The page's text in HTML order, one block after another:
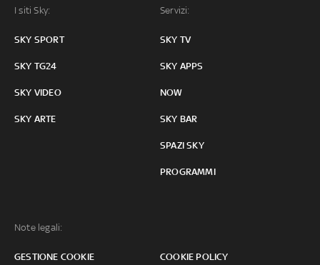
I siti Sky:
SKY SPORT
SKY TG24
SKY VIDEO
SKY ARTE
Servizi:
SKY TV
SKY APPS
NOW
SKY BAR
SPAZI SKY
PROGRAMMI
Note legali:
GESTIONE COOKIE COOKIE POLICY